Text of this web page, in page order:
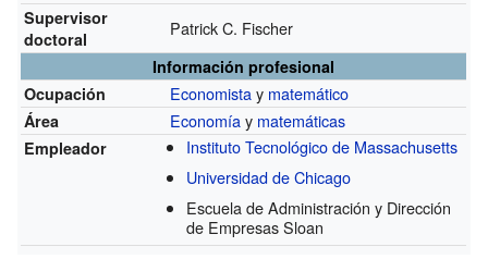
Supervisor
doctoral
Patrick C. Fischer
Información profesional
Ocupación
Economistay matemático
Área Economíay matemáticas
Empleador
Instituto Tecnológico de Massachusetts
Universidad de Chicago
Escuela de Administración y Dirección
de Empresas Sloan